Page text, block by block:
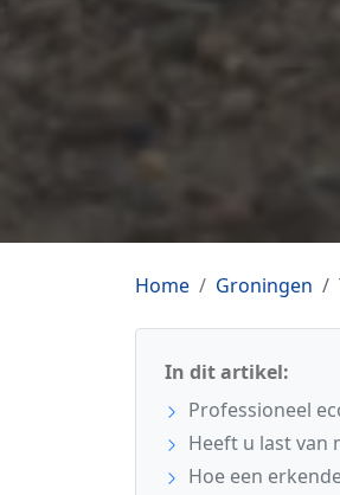
Home Groningen
In dit artikel:
Professioneel
Heeft u last van
Hoe een